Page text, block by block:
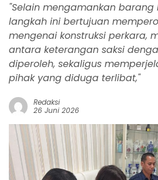
"Selain mengamankan barang
langkah ini bertujuan
mengenai konstruksi perkara,
antara keterangan saksi
diperoleh, sekaligus
pihak yang diduga terlibat,"
Redaksi
26 Juni 2026